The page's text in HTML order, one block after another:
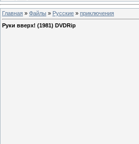
Главная » Файлы » Русские » приключения
Руки вверх! (1981) DVDRip